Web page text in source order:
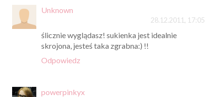
Unknown
28.12.2011, 17:05
ślicznie wyglądasz! sukienka jest idealnie
skrojona, jesteś taka zgrabna:) !!
Odpowiedz
powerpinkyx